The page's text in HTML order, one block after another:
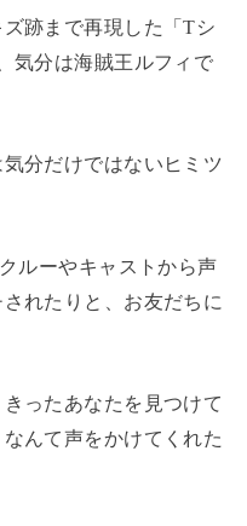
跡まで再現した「Tシ
気分は海賊王ルフィで
分だけではないヒミツ
ルーやキャストから声
れたりと、お友だちに
ったあなたを見つけて
んて声をかけてくれた